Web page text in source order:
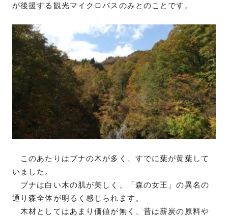
が後援する観光マイクロバスのみとのことです。
このあたりはブナの木が多く、すでに葉が黄葉して
いました。
ブナは白い木の肌が美しく、「森の女王」の異名の
通り森全体が明るく感じられます。
木材としてはあまり価値が無く、昔は薪炭の原料や